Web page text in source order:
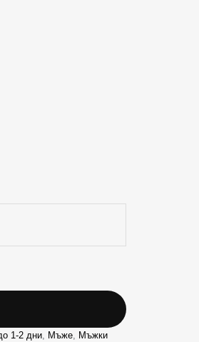
1-2 дни, Мъже,
Мъжки